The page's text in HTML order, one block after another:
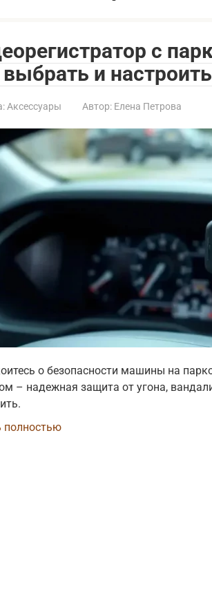
с
выбрать и настроить
Аксессуары Автор: Елена Петрова
о безопасности машины на
– надежная защита от угона,
полностью